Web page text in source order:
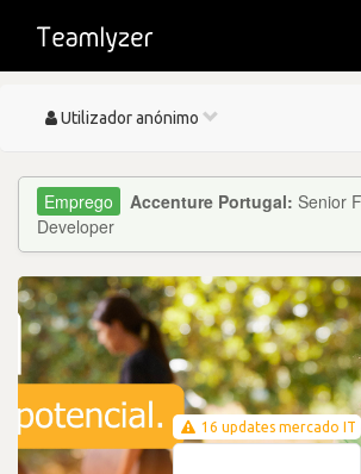
Toggle
Utilizador anónimo
Accenture Portugal: Senior
Developer
16 updates mercado IT